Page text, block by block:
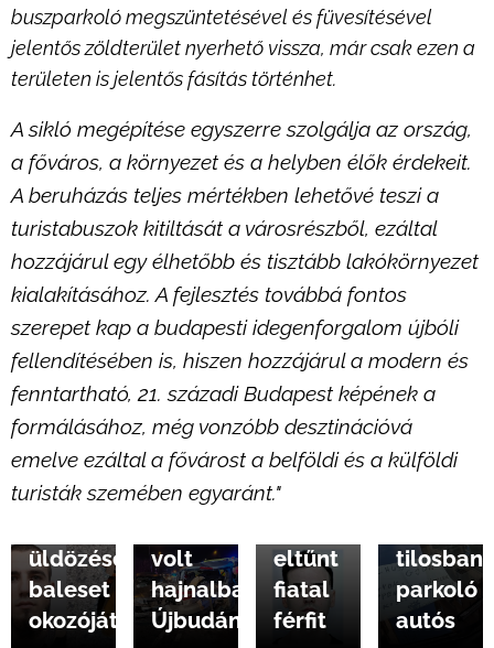
buszparkoló megszüntetésével és füvesítésével
jelentős zöldterület nyerhető vissza, már csak ezen a
területen is jelentős fásítás történhet.
A sikló megépítése egyszerre szolgálja az ország,
a főváros, a környezet és a helyben élők érdekeit.
A beruházás teljes mértékben lehetővé teszi a
turistabuszok kitiltását a városrészből, ezáltal
hozzájárul egy élhetőbb és tisztább lakókörnyezet
kialakításához. A fejlesztés továbbá fontos
szerepet kap a budapesti idegenforgalom újbóli
fellendítésében is, hiszen hozzájárul a modern és
fenntartható, 21. századi Budapest képének a
formálásához, még vonzóbb desztinációvá
emelve ezáltal a fővárost a belföldi és a külföldi
turisták szemében egyaránt."
2025.01.08
Keresi
a
rendőrség
üldözéses
baleset
okozóját
2025.01.05
Autós
volt
hajnalban
Újbudán
2025.01.04
Holtan
találták
az
eltűnt
fiatal
férfit
2025.01.03
Delhusa
Gjonnak
adta
ki
tilosban
parkoló
autós